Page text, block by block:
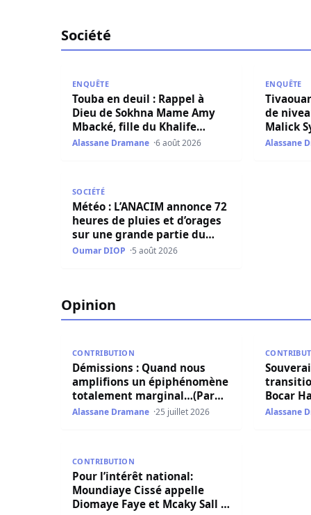
Société
ENQUÊTE
Touba en deuil : Rappel à
Dieu de Sokhna Mame Amy
Mbacké, fille du Khalife
Général des Mourides
Alassane Dramane 6 août 2026
ENQUÊTE
de
Malick
lundi
Alassane
SOCIÉTÉ
Météo : L’ANACIM annonce 72
heures de pluies et d’orages
sur une grande partie du
pays
Oumar DIOP 5 août 2026
Opinion
CONTRIBUTION
Démissions : Quand nous
amplifions un épiphénomène
totalement marginal…(Par
Amadou BA)
Alassane Dramane 25 juillet 2026
Bocar
faveur
Alassane
CONTRIBUTION
Pour l’intérêt national:
Moundiaye Cissé appelle
Diomaye Faye et Mcaky Sall à